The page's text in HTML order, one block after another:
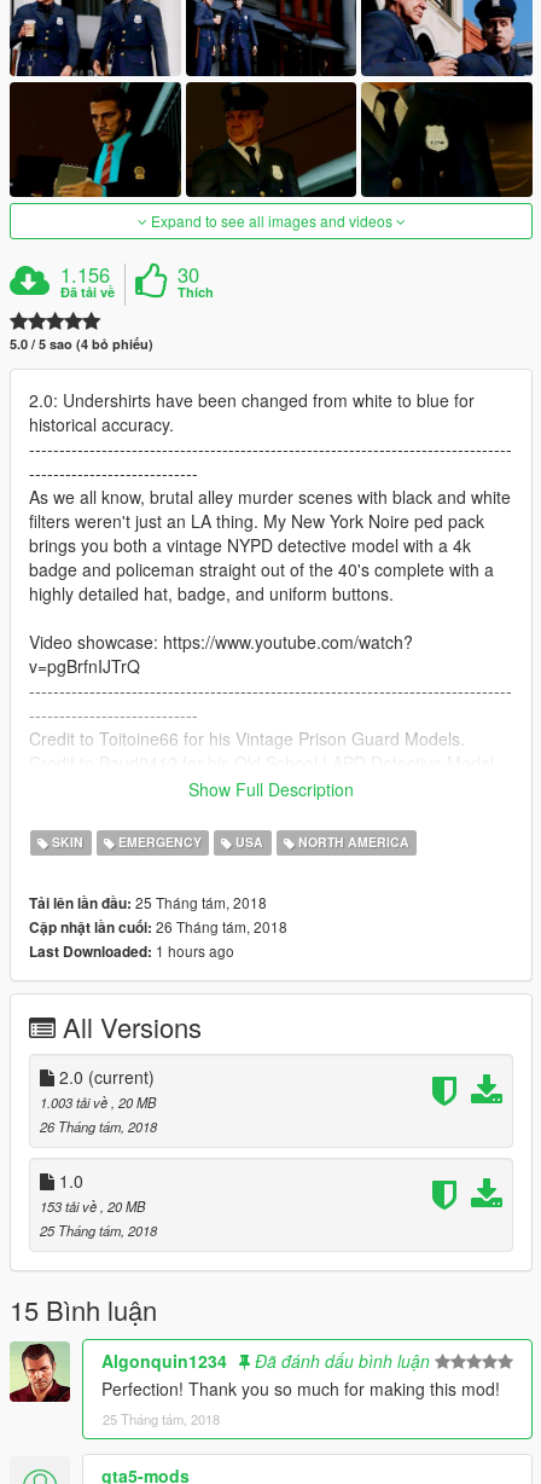
Expand to see all images and videos
1.156
Đã tải về
30
Thích
5.0 / 5 sao (4 bỏ phiếu)
2.0: Undershirts have been changed from white to blue for
historical accuracy.
--------------------------------------------------------------------------------
----------------------------
As we all know, brutal alley murder scenes with black and white
filters weren't just an LA thing. My New York Noire ped pack
brings you both a vintage NYPD detective model with a 4k
badge and policeman straight out of the 40's complete with a
highly detailed hat, badge, and uniform buttons.
Video showcase: https://www.youtube.com/watch?
v=pgBrfnIJTrQ
--------------------------------------------------------------------------------
----------------------------
Credit to Toitoine66 for his Vintage Prison Guard Models.
--------------------------------------------------------------------------------
Navigate to the following paths to install:
V\mods\update\x64\dlcpacks\patchday9ng\dlc.rpf\x64\models\c
dimages\patchday9ng.rpf\
Detective: Grand Theft Auto
\
Pedprops: Grand Theft Auto
V\mods\x64e.rpf\models\cdimages\pedprops.rpf\
Show Full Description
SKIN EMERGENCY USA NORTH AMERICA
Tải lên lần đầu: 25 Tháng tám, 2018
Cập nhật lần cuối: 26 Tháng tám, 2018
Last Downloaded: 1 hours ago
All Versions
2.0 (current)
1.003 tải về , 20 MB
26 Tháng tám, 2018
1.0
153 tải về , 20 MB
25 Tháng tám, 2018
15 Bình luận
Algonquin1234
Đã đánh dấu bình luận
Perfection! Thank you so much for making this mod!
25 Tháng tám, 2018
gta5-mods